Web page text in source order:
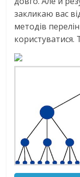
закликаю вас
методів
користуватися.